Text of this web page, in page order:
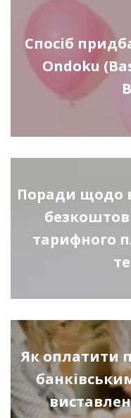
Спосіб
Ondoku
Поради щодо
тарифного
Як оплатити